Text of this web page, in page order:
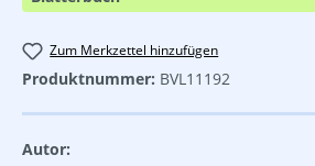
Zum Merkzettel hinzufügen
Produktnummer: BVL11192
Autor: